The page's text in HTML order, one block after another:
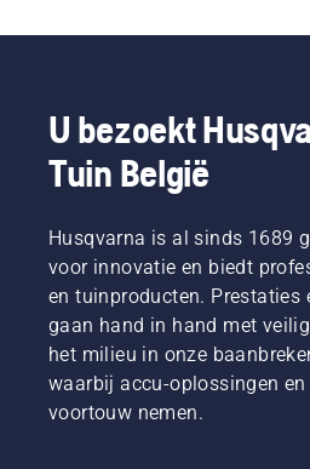
U bezoekt
Tuin België
Husqvarna is al sinds 1689
voor innovatie en biedt
en tuinproducten. Prestaties
gaan hand in hand met
het milieu in onze
waarbij accu-oplossingen
voortouw nemen.